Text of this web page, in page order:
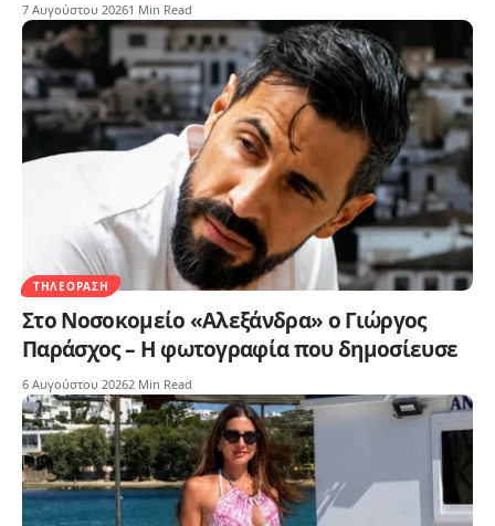
7 Αυγούστου 20261 Min Read
ΤΗΛΕΌΡΑΣΗ
Στο Νοσοκομείο «Αλεξάνδρα» ο Γιώργος
Παράσχος – Η φωτογραφία που δημοσίευσε
6 Αυγούστου 20262 Min Read